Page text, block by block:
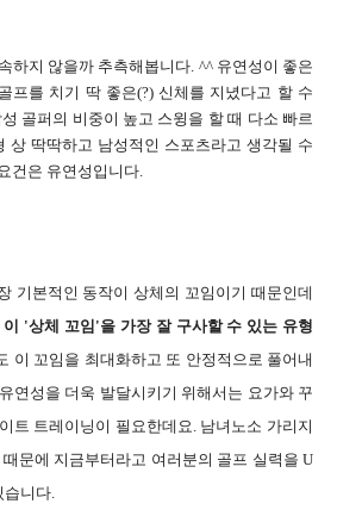
하지 않을까 추측해봅니다. ^^ 유연성이 좋은
프를 치기 딱 좋은(?) 신체를 지녔다고 할 수
골퍼의 비중이 높고 스윙을 할 때 다소 빠르
상 딱딱하고 남성적인 스포츠라고 생각될 수
건은 유연성입니다.
기본적인 동작이 상체의 꼬임이기 때문인데
'상체 꼬임'을 가장 잘 구사할 수 있는 유형
이 꼬임을 최대화하고 또 안정적으로 풀어내
연성을 더욱 발달시키기 위해서는 요가와 꾸
트 트레이닝이 필요한데요. 남녀노소 가리지
문에 지금부터라고 여러분의 골프 실력을 U
습니다.